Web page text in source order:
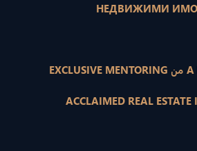
НЕДВИЖИМИ
EXCLUSIVE MENTORING من A HUMBLE YET
ACCLAIMED REAL ESTATE